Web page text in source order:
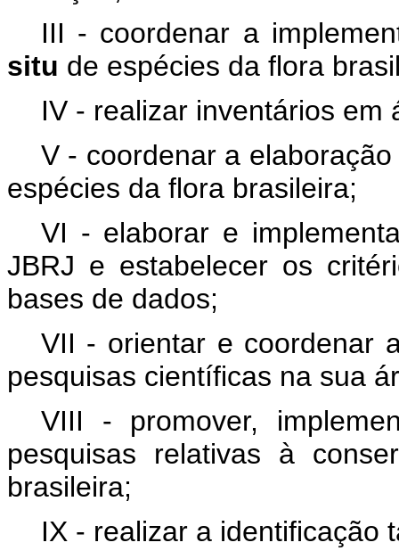
III - coordenar a
situ de espécies da flora
IV - realizar inventários em
V - coordenar a
espécies da flora brasileira;
VI - elaborar e
JBRJ e estabelecer os
bases de dados;
VII - orientar e coordenar
pesquisas científicas na sua
VIII - promover,
pesquisas relativas à
brasileira;
IX - realizar a identificação